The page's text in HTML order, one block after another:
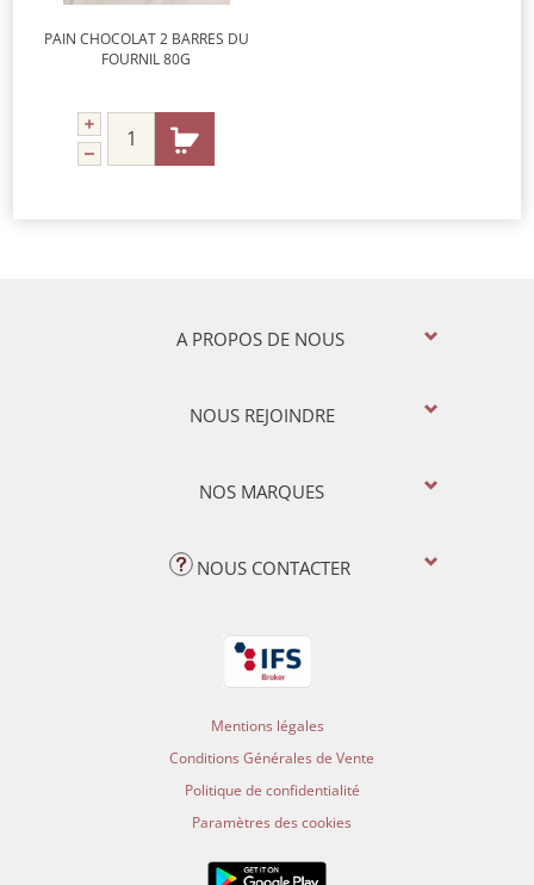
PAIN CHOCOLAT 2 BARRES DU
FOURNIL 80G
A PROPOS DE NOUS
NOUS REJOINDRE
NOS MARQUES
NOUS CONTACTER
Mentions légales
Conditions Générales de Vente
Politique de confidentialité
Paramètres des cookies